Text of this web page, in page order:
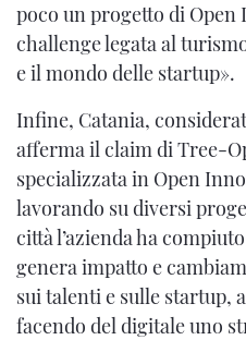
poco un progetto di
challenge legata al
e il mondo delle startup».
Infine, Catania,
afferma il claim di Tree-
specializzata in Open
lavorando su diversi
città l’azienda ha
genera impatto e
sui talenti e sulle startup,
facendo del digitale uno